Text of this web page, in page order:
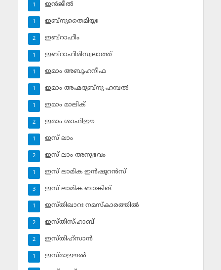
ഇന്‍ജീല്‍
1
ഇബ്‌നുതൈമിയ്യഃ
1
ഇബ്‌റാഹീം
2
ഇബ്‌റാഹീമിസ്വലാത്ത്
1
ഇമാം അബൂഹനീഫ
1
ഇമാം അഹ്മദുബ്‌നു ഹമ്പല്‍
1
ഇമാം മാലിക്
1
ഇമാം ശാഫിഈ
2
ഇസ് ലാം
1
ഇസ് ലാം അനുഭവം
2
ഇസ് ലാമിക ഇന്‍ഷുറന്‍സ്‌
1
ഇസ് ലാമിക ബാങ്കിങ്‌
3
ഇസ്തിഖാറഃ നമസ്‌കാരത്തില്‍
1
ഇസ്തിസ്ഹാബ്
2
ഇസ്തിഹ്‌സാന്‍
2
ഇസ്മാഈല്‍
1